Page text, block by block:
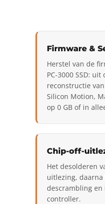
Firmware &
Herstel van de
PC-3000 SSD:
reconstructie
Silicon Motion,
op 0 GB of in
Chip-off-
Het desolderen
uitlezing, daarna
descrambling en
controller.